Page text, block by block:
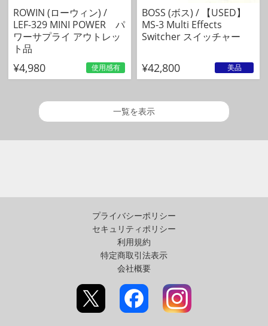
ROWIN (ローウィン) /
LEF-329 MINI POWER パ
ワーサプライ アウトレッ
ト品
¥4,980 使用感有
BOSS (ボス) / 【USED】
MS-3 Multi Effects
Switcher スイッチャー
¥42,800 美品
一覧を表示
プライバシーポリシー
セキュリティポリシー
利用規約
特定商取引法表示
会社概要